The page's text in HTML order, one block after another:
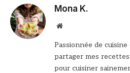
Mona K.
Site
Passionnée de
partager mes
pour cuisiner